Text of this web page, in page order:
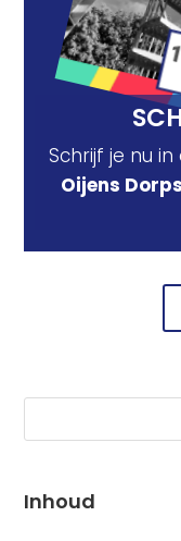
Schrijf je nu
Oijens
Inhoud